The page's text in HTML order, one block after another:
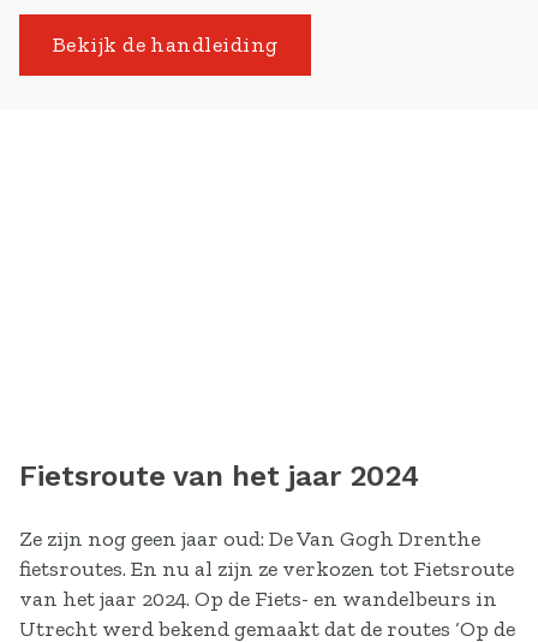
Bekijk de handleiding
Fietsroute van het jaar 2024
Ze zijn nog geen jaar oud: De Van Gogh Drenthe
fietsroutes. En nu al zijn ze verkozen tot Fietsroute
van het jaar 2024. Op de Fiets- en wandelbeurs in
Utrecht werd bekend gemaakt dat de routes ‘Op de